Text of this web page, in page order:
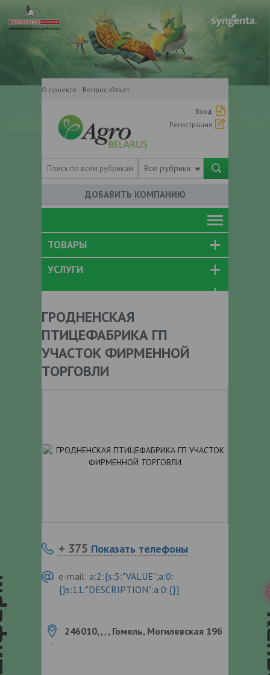
О проекте Вопрос-Ответ
Вход
Регистрация
Все рубрики
ДОБАВИТЬ КОМПАНИЮ
ТОВАРЫ
УСЛУГИ
ГРОДНЕНСКАЯ
ПТИЦЕФАБРИКА ГП
УЧАСТОК ФИРМЕННОЙ
ТОРГОВЛИ
+ 375 Показать телефоны
e-mail: a:2:{s:5:"VALUE";a:0:
{}s:11:"DESCRIPTION";a:0:{}}
246010, , , , Гомель, Могилевская 19б